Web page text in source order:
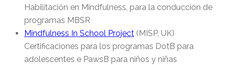
Habilitación en Mindfulness, para la conducción de
programas MBSR
Mindfulness In School Project (MISP, UK)
Certificaciones para los programas DotB para
adolescentes e PawsB para niños y niñas